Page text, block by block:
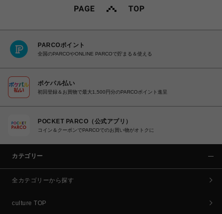
PARCOポイント
全国のPARCOやONLINE PARCOで貯まる＆使える
ポケパル払い
初回登録＆お買物で最大1,500円分のPARCOポイント進呈
POCKET PARCO（公式アプリ）
コイン＆クーポンでPARCOでのお買い物がオトクに
カテゴリー
全カテゴリーから探す
culture TOP